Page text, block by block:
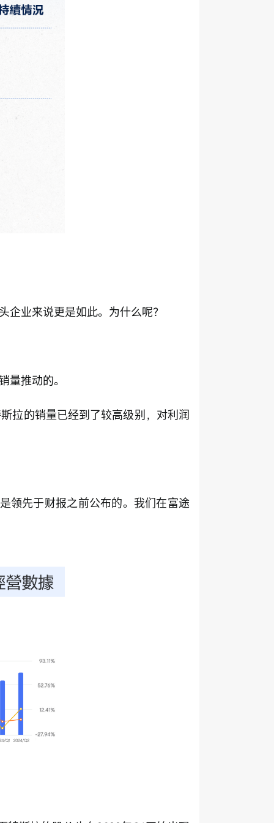
企业来说更是如此。为什么呢？
量推动的。
拉的销量已经到了较高级别，对利润
领先于财报之前公布的。我们在富途